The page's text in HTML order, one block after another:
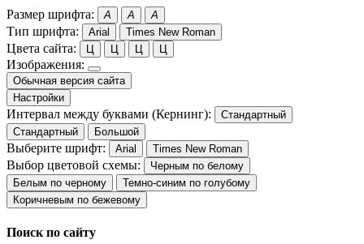
Размер шрифта: A A A
Тип шрифта: Arial Times New Roman
Цвета сайта: Ц Ц Ц Ц
Изображения:
Обычная версия сайта
Настройки
Интервал между буквами (Кернинг):
Стандартный
Стандартный
Большой
Выберите шрифт: Arial Times New Roman
Выбор цветовой схемы:
Черным по белому
Белым по черному
Темно-синим по голубому
Коричневым по бежевому
Поиск по сайту